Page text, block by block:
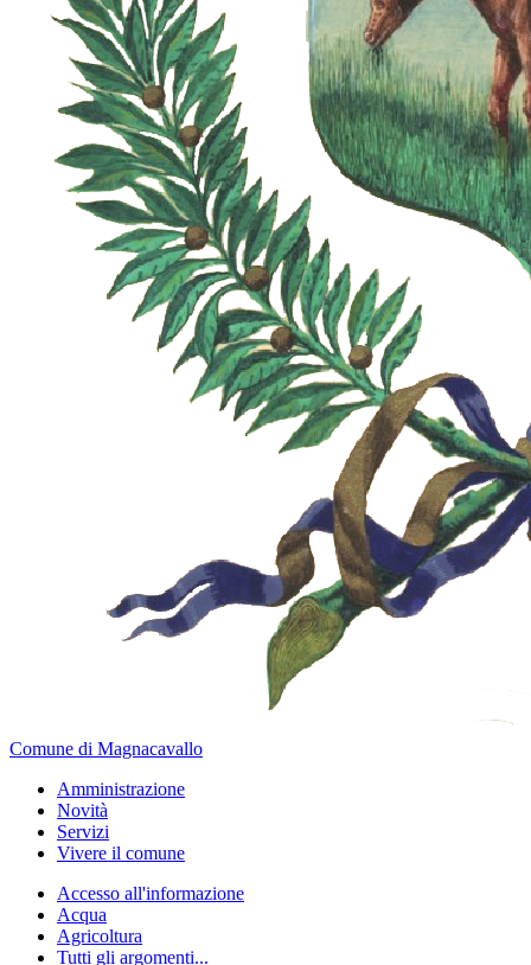
Comune di Magnacavallo
Amministrazione
Novità
Servizi
Vivere il comune
Accesso all'informazione
Acqua
Agricoltura
Tutti gli argomenti...